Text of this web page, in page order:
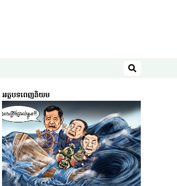
ស្វែងរក
អត្ថបទពេញនិយម